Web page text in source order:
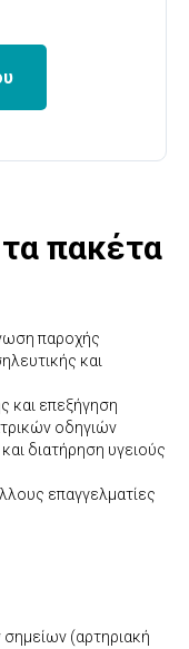
πακέτα
παροχής
και
και επεξήγηση
οδηγιών
διατήρηση υγειούς
επαγγελματίες
(αρτηριακή